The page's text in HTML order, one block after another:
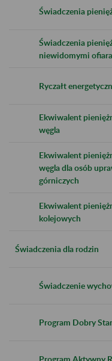
Świadczenia
Świadczenia
niewidomymi
Ryczałt
Ekwiwalent
węgla
Ekwiwalent
węgla dla osób
górniczych
Ekwiwalent
kolejowych
Świadczenia dla rodzin
Świadczenie
Program Dobry
Program Aktywny